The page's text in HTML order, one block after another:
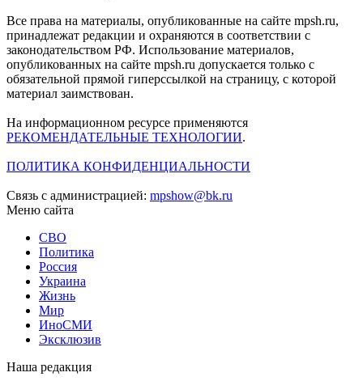
Все права на материалы, опубликованные на сайте mpsh.ru,
принадлежат редакции и охраняются в соответствии с
законодательством РФ. Использование материалов,
опубликованных на сайте mpsh.ru допускается только с
обязательной прямой гиперссылкой на страницу, с которой
материал заимствован.
На информационном ресурсе применяются
РЕКОМЕНДАТЕЛЬНЫЕ ТЕХНОЛОГИИ.
ПОЛИТИКА КОНФИДЕНЦИАЛЬНОСТИ
Связь с администрацией: mpshow@bk.ru
Меню сайта
СВО
Политика
Россия
Украина
Жизнь
Мир
ИноСМИ
Эксклюзив
Наша редакция